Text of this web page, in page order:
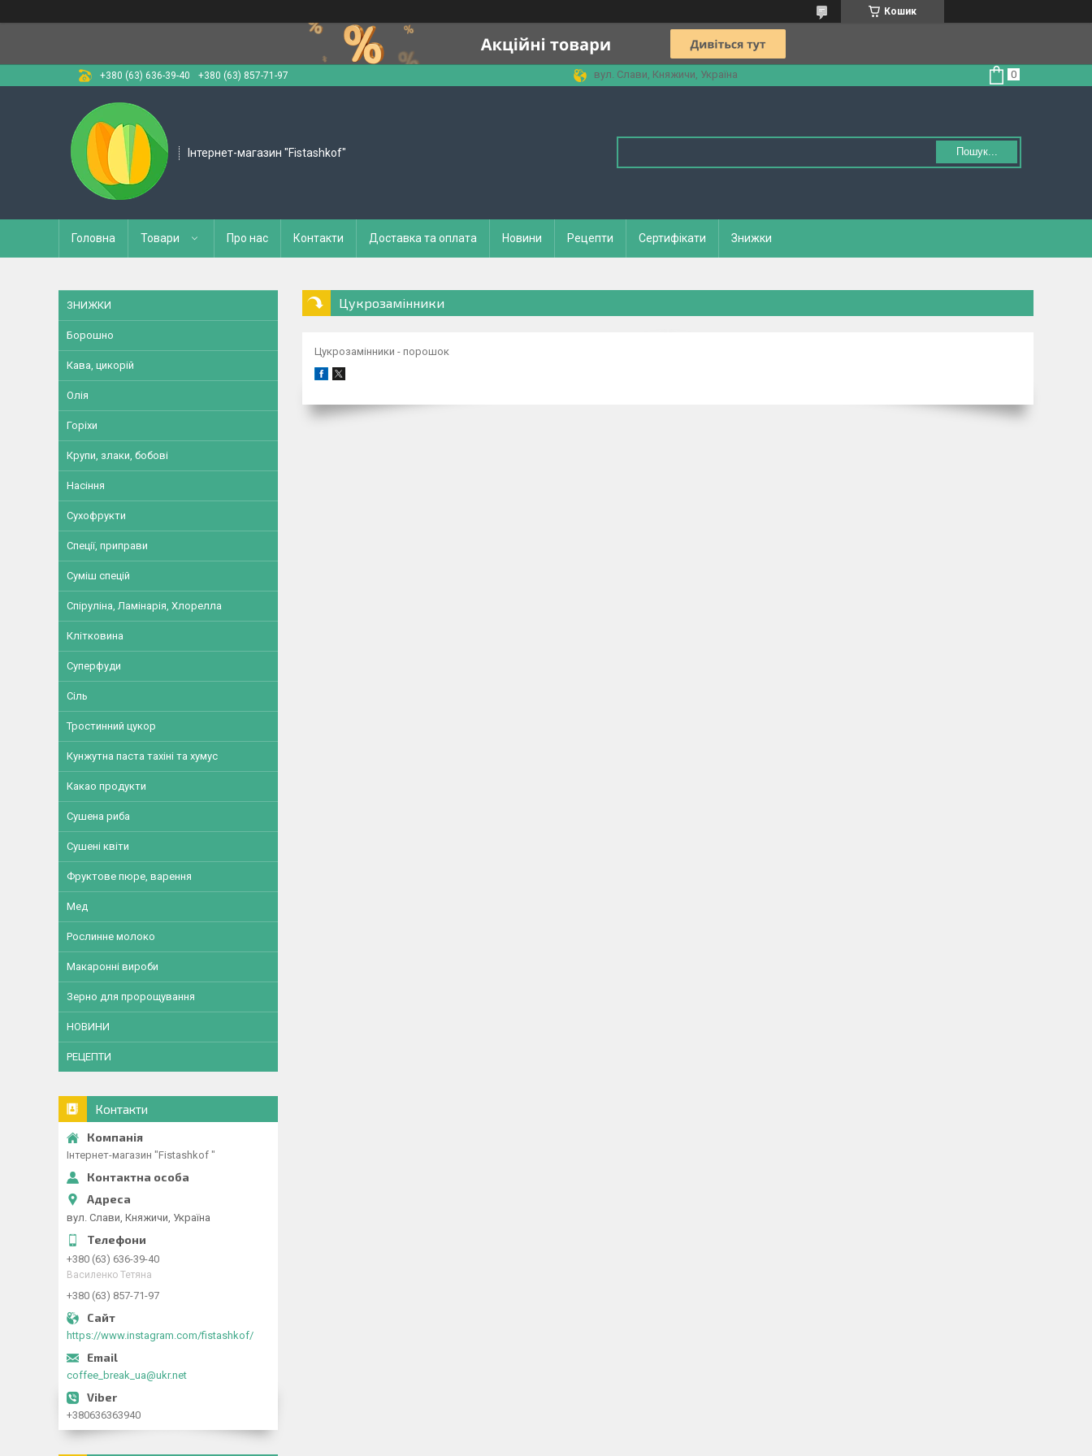
Кошик
+380 (63) 636-39-40 +380 (63) 857-71-97 вул. Слави, Княжичи, Україна
Інтернет-магазин "Fistashkof" Пошук...
Головна Товари Про нас Контакти Доставка та оплата Новини Рецепти Сертифікати Знижки
Цукрозамінники
Цукрозамінники - порошок
ЗНИЖКИ
Борошно
Кава, цикорій
Олія
Горіхи
Крупи, злаки, бобові
Насіння
Сухофрукти
Спеції, приправи
Суміш спецій
Спіруліна, Ламінарія, Хлорелла
Клітковина
Суперфуди
Сіль
Тростинний цукор
Кунжутна паста тахіні та хумус
Какао продукти
Сушена риба
Сушені квіти
Фруктове пюре, варення
Мед
Рослинне молоко
Макаронні вироби
Зерно для пророщування
НОВИНИ
РЕЦЕПТИ
Контакти
Інтернет-магазин "Fistashkof "
вул. Слави, Княжичи, Україна
+380 (63) 636-39-40
Василенко Тетяна
+380 (63) 857-71-97
https://www.instagram.com/fistashkof/
coffee_break_ua@ukr.net
+380636363940